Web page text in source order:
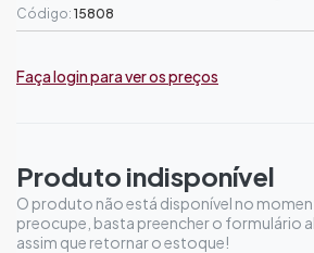
Código: 15808
Faça login para ver os preços
Produto indisponível
O produto não está disponível no
preocupe, basta preencher o formulário
assim que retornar o estoque!